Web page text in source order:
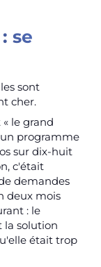
se
sont
cher.
le grand
programme
sur dix-huit
c'était
demandes
deux mois
: le
la solution
était trop